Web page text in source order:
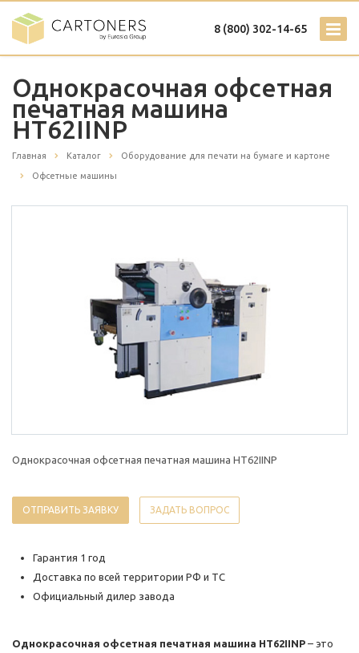
8 (800) 302-14-65
Однокрасочная офсетная
печатная машина
HT62IINP
Главная Каталог Оборудование для печати на бумаге и картоне
Офсетные машины
Однокрасочная офсетная печатная машина HT62IINP
ОТПРАВИТЬ ЗАЯВКУ ЗАДАТЬ ВОПРОС
Гарантия 1 год
Доставка по всей территории РФ и ТС
Официальный дилер завода
Однокрасочная офсетная печатная машина HT62IINP – это